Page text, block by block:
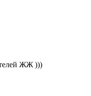
ЖЖ )))